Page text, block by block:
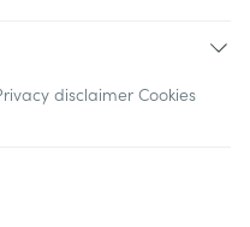
disclaimer Cookies